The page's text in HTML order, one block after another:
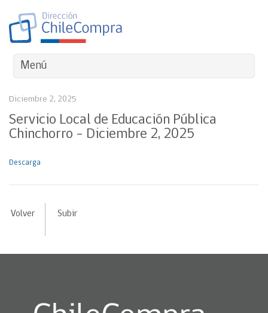
Menú
Diciembre 2, 2025
Servicio Local de Educación Pública
Chinchorro – Diciembre 2, 2025
Descarga
Volver Subir